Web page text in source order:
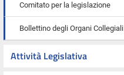
Comitato per la legislazione
Bollettino degli Organi Collegiali
Attività Legislativa